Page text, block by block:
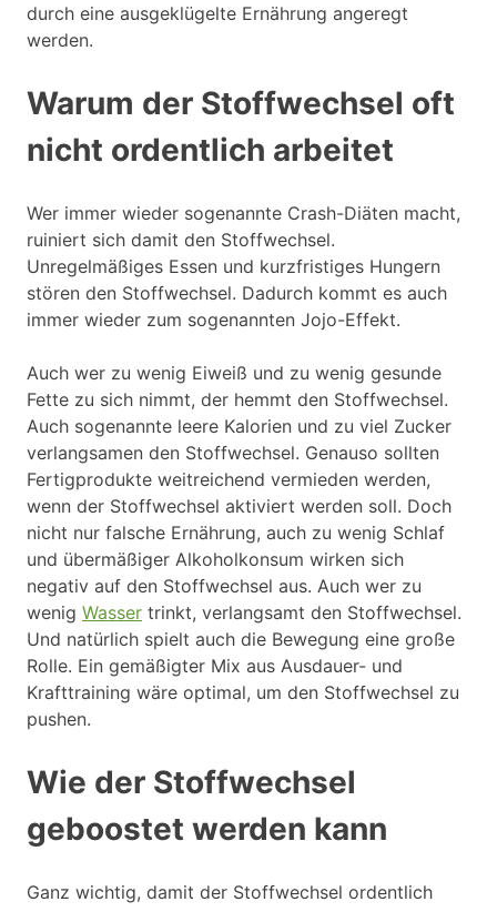
durch eine ausgeklügelte Ernährung angeregt
werden.
Warum der Stoffwechsel oft
nicht ordentlich arbeitet
Wer immer wieder sogenannte Crash-Diäten macht,
ruiniert sich damit den Stoffwechsel.
Unregelmäßiges Essen und kurzfristiges Hungern
stören den Stoffwechsel. Dadurch kommt es auch
immer wieder zum sogenannten Jojo-Effekt.
Auch wer zu wenig Eiweiß und zu wenig gesunde
Fette zu sich nimmt, der hemmt den Stoffwechsel.
Auch sogenannte leere Kalorien und zu viel Zucker
verlangsamen den Stoffwechsel. Genauso sollten
Fertigprodukte weitreichend vermieden werden,
wenn der Stoffwechsel aktiviert werden soll. Doch
nicht nur falsche Ernährung, auch zu wenig Schlaf
und übermäßiger Alkoholkonsum wirken sich
negativ auf den Stoffwechsel aus. Auch wer zu
wenig Wasser trinkt, verlangsamt den Stoffwechsel.
Und natürlich spielt auch die Bewegung eine große
Rolle. Ein gemäßigter Mix aus Ausdauer- und
Krafttraining wäre optimal, um den Stoffwechsel zu
pushen.
Wie der Stoffwechsel
geboostet werden kann
Ganz wichtig, damit der Stoffwechsel ordentlich